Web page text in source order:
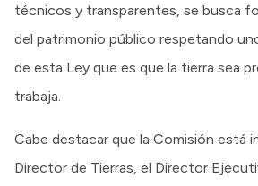
técnicos y transparentes, se busca
del patrimonio público respetando
de esta Ley que es que la tierra sea
trabaja.
Cabe destacar que la Comisión está
Director de Tierras, el Director